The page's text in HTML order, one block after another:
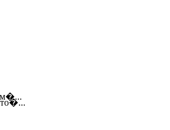
то�...
м�...